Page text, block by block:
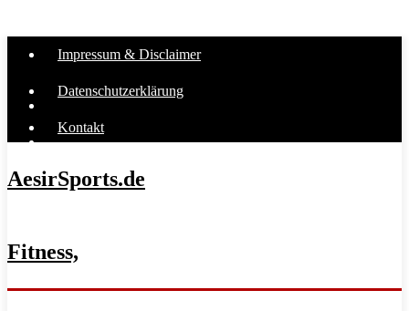
Impressum & Disclaimer
Datenschutzerklärung
Kontakt
AesirSports.de
Fitness,